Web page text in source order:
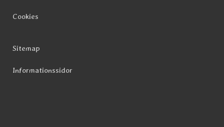
Cookies
Sitemap
Informationssidor